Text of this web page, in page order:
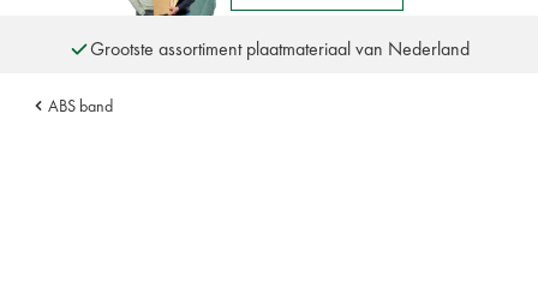
Grootste assortiment plaatmateriaal van Nederland
Meer dan 110 jaar ervaring
Altijd een persoonlijke adviespartner
ABS band